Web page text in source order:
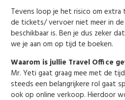
Tevens loop je het risico om
de tickets/ vervoer niet meer in de
beschikbaar is. Ben je dus zeker
we je aan om op tijd te boeken.
Waarom is jullie Travel Office
Mr. Yeti gaat graag mee met de
steeds een belangrijkere rol gaat
ook op online verkoop. Hierdoor